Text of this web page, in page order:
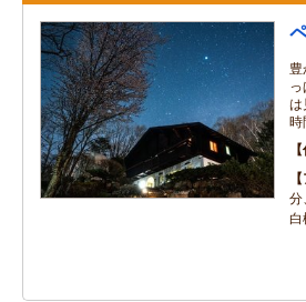
は
時
分
白